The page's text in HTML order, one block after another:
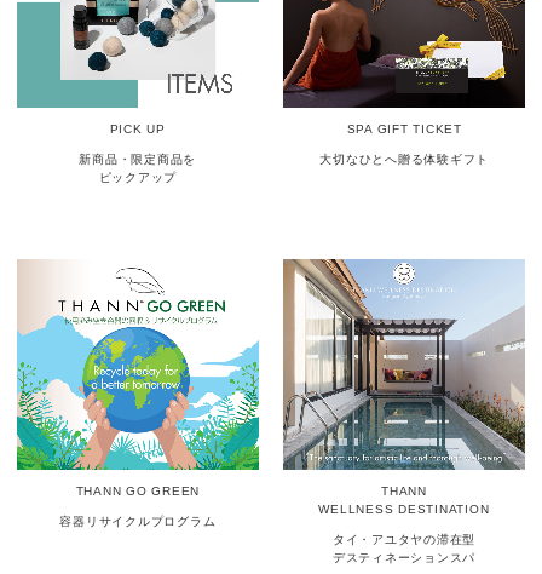
PICK UP
新商品・限定商品を
ピックアップ
SPA GIFT TICKET
大切なひとへ贈る体験ギフト
THANN GO GREEN
容器リサイクルプログラム
THANN
WELLNESS DESTINATION
タイ・アユタヤの滞在型
デスティネーションスパ